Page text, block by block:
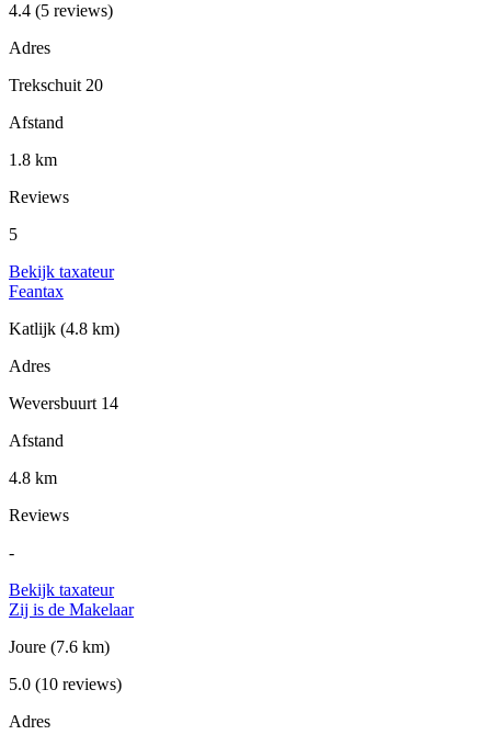
4.4 (5 reviews)
Adres
Trekschuit 20
Afstand
1.8 km
Reviews
5
Bekijk taxateur
Feantax
Katlijk (4.8 km)
Adres
Weversbuurt 14
Afstand
4.8 km
Reviews
-
Bekijk taxateur
Zij is de Makelaar
Joure (7.6 km)
5.0 (10 reviews)
Adres